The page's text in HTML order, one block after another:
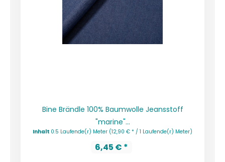
Bine Brändle 100% Baumwolle Jeansstoff
"marine"...
Inhalt 0.5 Laufende(r) Meter (12,90 € * / 1 Laufende(r) Meter)
6,45 € *